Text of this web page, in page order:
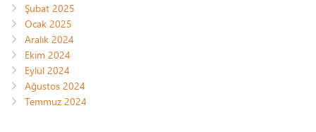
Şubat 2025
Ocak 2025
Aralık 2024
Ekim 2024
Eylül 2024
Ağustos 2024
Temmuz 2024